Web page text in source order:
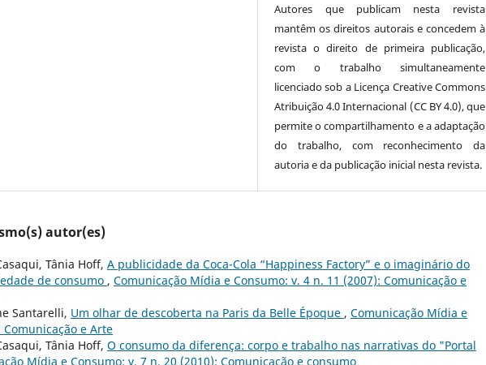
Autores que publicam nesta revista
mantêm os direitos autorais e concedem à
revista o direito de primeira publicação,
com o trabalho simultaneamente
licenciado sob a Licença Creative Commons
Atribuição 4.0 Internacional (CC BY 4.0), que
permite o compartilhamento e a adaptação
do trabalho, com reconhecimento da
autoria e da publicação inicial nesta revista.
autor(es)
Tânia Hoff, A publicidade da Coca-Cola “Happiness Factory” e o imaginário do
de consumo , Comunicação Mídia e Consumo: v. 4 n. 11 (2007): Comunicação e
Santarelli, Um olhar de descoberta na Paris da Belle Époque , Comunicação Mídia e
e Arte
Tânia Hoff, O consumo da diferença: corpo e trabalho nas narrativas do "Portal
Mídia e Consumo: v. 7 n. 20 (2010): Comunicação e consumo